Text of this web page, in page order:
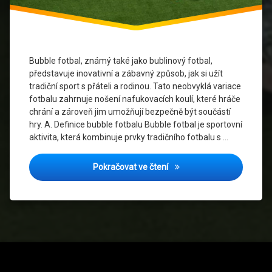
Bubble fotbal, známý také jako bublinový fotbal,
představuje inovativní a zábavný způsob, jak si užít
tradiční sport s přáteli a rodinou. Tato neobvyklá variace
fotbalu zahrnuje nošení nafukovacích koulí, které hráče
chrání a zároveň jim umožňují bezpečně být součástí
hry. A. Definice bubble fotbalu Bubble fotbal je sportovní
aktivita, která kombinuje prvky tradičního fotbalu s …
Pokračovat ve čteníAdrenalín a smích:
Společenské
Sportovní
zábava
Týmová
spolupráce
Zábavné
sporty